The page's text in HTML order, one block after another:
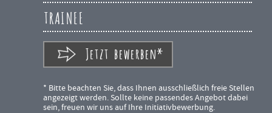
TRAINEE
Jetzt bewerben*
* Bitte beachten Sie, dass Ihnen ausschließlich freie Stellen
angezeigt werden. Sollte keine passendes Angebot dabei
sein, freuen wir uns auf Ihre Initiativbewerbung.